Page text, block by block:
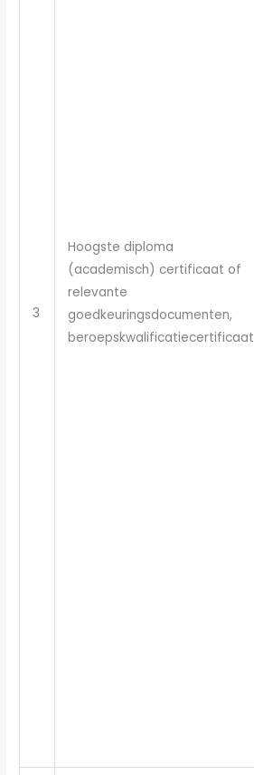
3
Hoogste diploma
(academisch) certificaat of
relevante
goedkeuringsdocumenten,
beroepskwalificatiecertificaat